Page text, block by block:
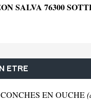
SALVA 76300
ETRE
CONCHES EN OUCHE